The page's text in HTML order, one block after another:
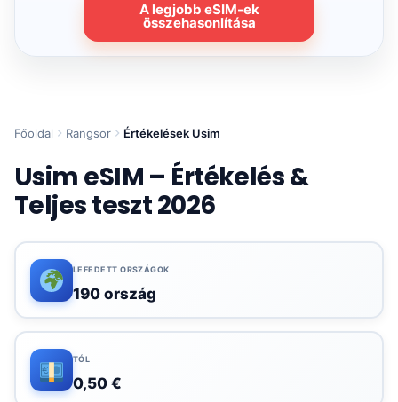
A legjobb eSIM-ek
összehasonlítása
Főoldal Rangsor Értékelések Usim
Usim eSIM – Értékelés &
Teljes teszt 2026
LEFEDETT ORSZÁGOK
190 ország
TÓL
0,50 €